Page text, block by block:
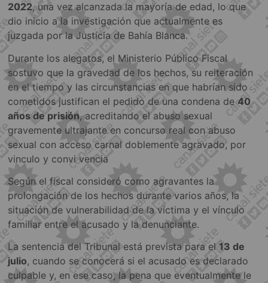
2022, una vez alcanzada la mayoría de edad, lo que
dio inicio a la investigación que actualmente es
juzgada por la Justicia de Bahía Blanca.
Durante los alegatos, el Ministerio Público Fiscal
sostuvo que la gravedad de los hechos, su reiteración
en el tiempo y las circunstancias en que habrían sido
cometidos justifican el pedido de una condena de40
años de prisión, acreditando el abuso sexual
gravemente ultrajante en concurso real con abuso
sexual con acceso carnal doblemente agravado, por
vinculo y convi vencia
Según el fiscal consideró como agravantes la
prolongación de los hechos durante varios años, la
situación de vulnerabilidad de la víctima y el vínculo
familiar entre el acusado y la denunciante.
La sentencia del Tribunal está prevista para el13 de
julio, cuando se conocerá si el acusado es declarado
culpable y, en ese caso, la pena que eventualmente le